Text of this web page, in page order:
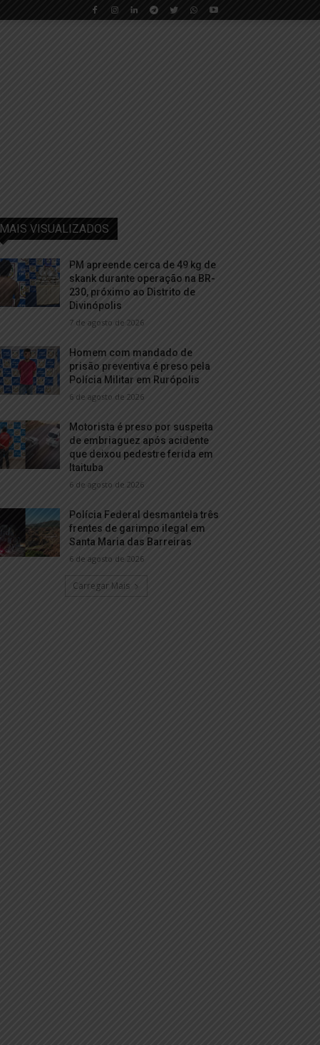
MAIS VISUALIZADOS
PM apreende cerca de 49 kg de
skank durante operação na BR-
230, próximo ao Distrito de
Divinópolis
7 de agosto de 2026
Homem com mandado de
prisão preventiva é preso pela
Polícia Militar em Rurópolis
6 de agosto de 2026
Motorista é preso por suspeita
de embriaguez após acidente
que deixou pedestre ferida em
Itaituba
6 de agosto de 2026
Polícia Federal desmantela três
frentes de garimpo ilegal em
Santa Maria das Barreiras
6 de agosto de 2026
Carregar Mais